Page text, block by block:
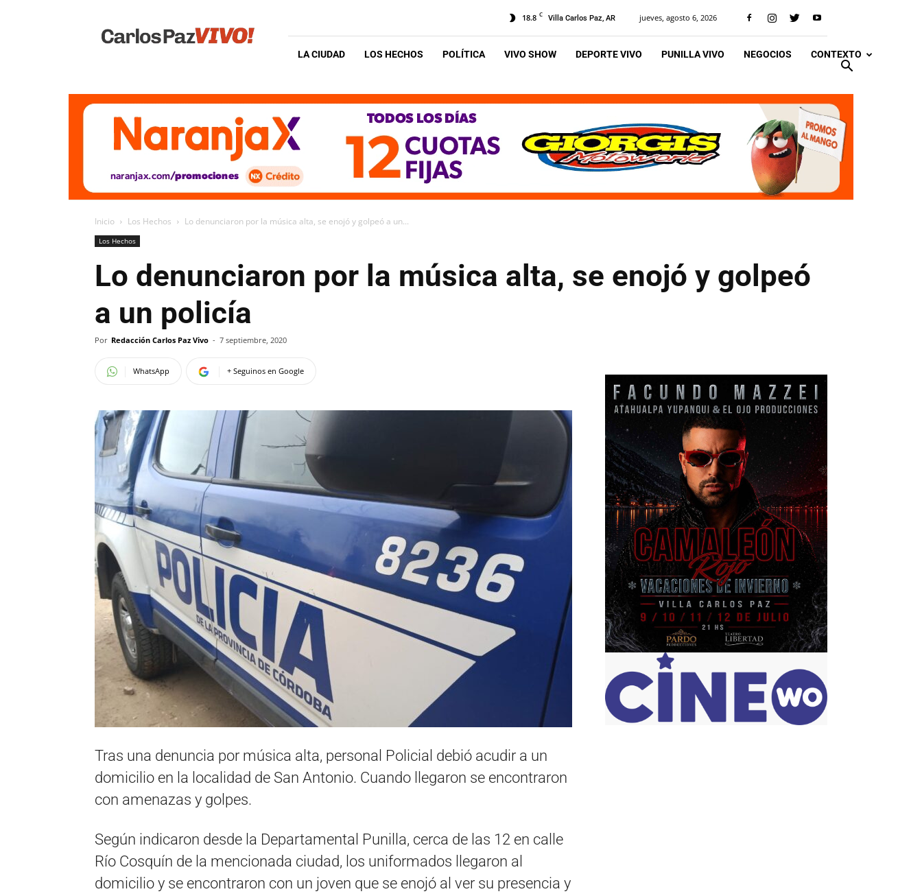
Vivo
18.8 C Villa Carlos Paz, AR jueves, agosto 6, 2026
LA CIUDAD LOS HECHOS POLÍTICA VIVO SHOW DEPORTE VIVO PUNILLA VIVO NEGOCIOS CONTEXTO
Inicio Los Hechos Lo denunciaron por la música alta, se enojó y golpeó a un...
Los Hechos
Lo denunciaron por la música alta, se enojó y golpeó
a un policía
Por Redacción Carlos Paz Vivo - 7 septiembre, 2020
WhatsApp + Seguinos en Google
Tras una denuncia por música alta, personal Policial debió acudir a un
domicilio en la localidad de San Antonio. Cuando llegaron se encontraron
con amenazas y golpes.
Según indicaron desde la Departamental Punilla, cerca de las 12 en calle
Río Cosquín de la mencionada ciudad, los uniformados llegaron al
domicilio y se encontraron con un joven que se enojó al ver su presencia y